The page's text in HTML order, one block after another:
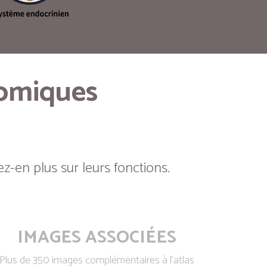
en plus sur leurs fonctions.
IMAGES ASSOCIÉES
de 350 images complémentaires à l’atlas